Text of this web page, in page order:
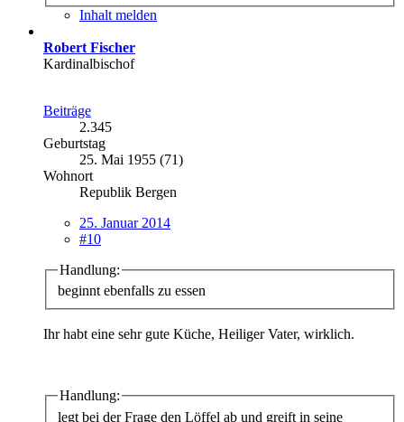
Inhalt melden
Robert Fischer
Kardinalbischof
Beiträge
2.345
Geburtstag
25. Mai 1955 (71)
Wohnort
Republik Bergen
25. Januar 2014
#10
Handlung:
beginnt ebenfalls zu essen
Ihr habt eine sehr gute Küche, Heiliger Vater, wirklich.
Handlung:
legt bei der Frage den Löffel ab und greift in seine